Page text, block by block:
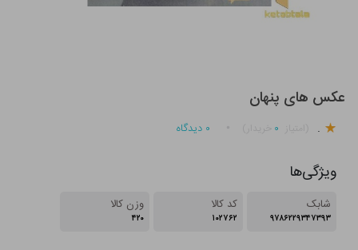
عکس های پنهان
. ۰ ۰ دیدگاه
ویژگی‌ها
شابک
۹۷۸۶۲۲۹۳۴۷۳۹۳
کد کالا
۱۰۲۷۶۲
وزن کالا
۴۲۰